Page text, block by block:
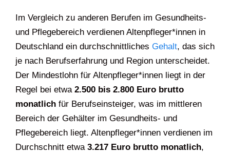
Im Vergleich zu anderen Berufen im Gesundheits-
und Pflegebereich verdienen Altenpfleger*innen in
Deutschland ein durchschnittliches Gehalt, das sich
je nach Berufserfahrung und Region unterscheidet.
Der Mindestlohn für Altenpfleger*innen liegt in der
Regel bei etwa 2.500 bis 2.800 Euro brutto
monatlich für Berufseinsteiger, was im mittleren
Bereich der Gehälter im Gesundheits- und
Pflegebereich liegt. Altenpfleger*innen verdienen im
Durchschnitt etwa 3.217 Euro brutto monatlich,